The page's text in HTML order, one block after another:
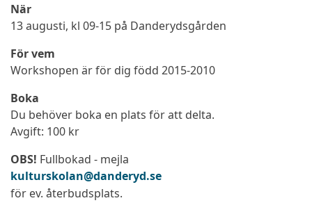
När
13 augusti, kl 09-15 på Danderydsgården
För vem
Workshopen är för dig född 2015-2010
Boka
Du behöver boka en plats för att delta.
Avgift: 100 kr
OBS! Fullbokad - mejla
kulturskolan@danderyd.se
för ev. återbudsplats.